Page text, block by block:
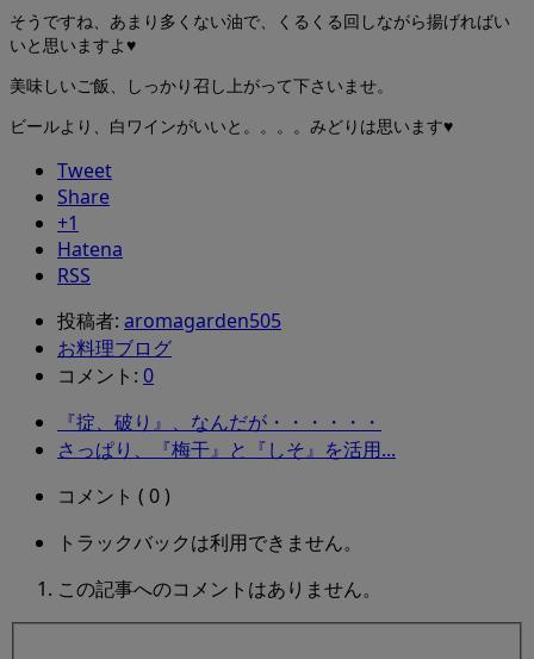
そうですね、あまり多くない油で、くるくる回しながら揚げればい
いと思いますよ♥
美味しいご飯、しっかり召し上がって下さいませ。
ビールより、白ワインがいいと。。。。みどりは思います♥
Tweet
Share
+1
Hatena
RSS
投稿者: aromagarden505
お料理ブログ
コメント: 0
『掟、破り』、なんだが・・・・・・
さっぱり、『梅干』と『しそ』を活用...
コメント ( 0 )
トラックバックは利用できません。
この記事へのコメントはありません。